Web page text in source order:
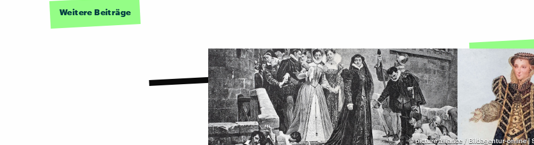
Weitere Beiträge
©picture alliance / Bildagentur-online |